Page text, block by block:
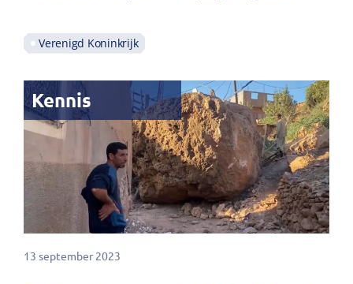
Verenigd Koninkrijk
Kennis
13 september 2023